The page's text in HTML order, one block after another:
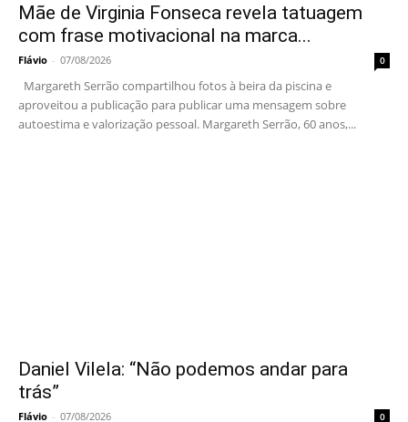
Mãe de Virginia Fonseca revela tatuagem
com frase motivacional na marca...
Flávio - 07/08/2026 0
Margareth Serrão compartilhou fotos à beira da piscina e
aproveitou a publicação para publicar uma mensagem sobre
autoestima e valorização pessoal. Margareth Serrão, 60 anos,...
Daniel Vilela: “Não podemos andar para
trás”
Flávio - 07/08/2026 0